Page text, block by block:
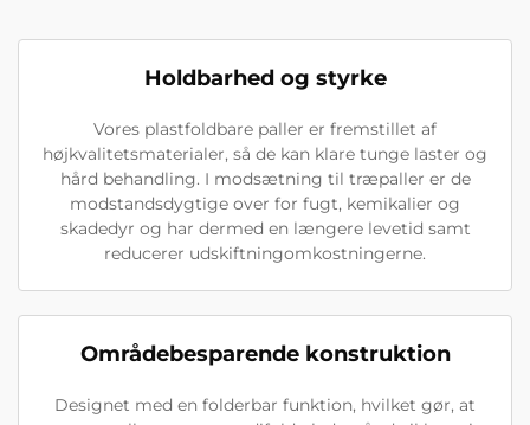
Holdbarhed og styrke
Vores plastfoldbare paller er fremstillet af
højkvalitetsmaterialer, så de kan klare tunge laster og
hård behandling. I modsætning til træpaller er de
modstandsdygtige over for fugt, kemikalier og
skadedyr og har dermed en længere levetid samt
reducerer udskiftningomkostningerne.
Områdebesparende konstruktion
Designet med en folderbar funktion, hvilket gør, at